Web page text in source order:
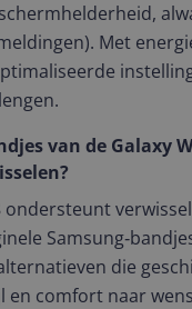
Met
van de Galaxy
ondersteunt
die
en comfort naar